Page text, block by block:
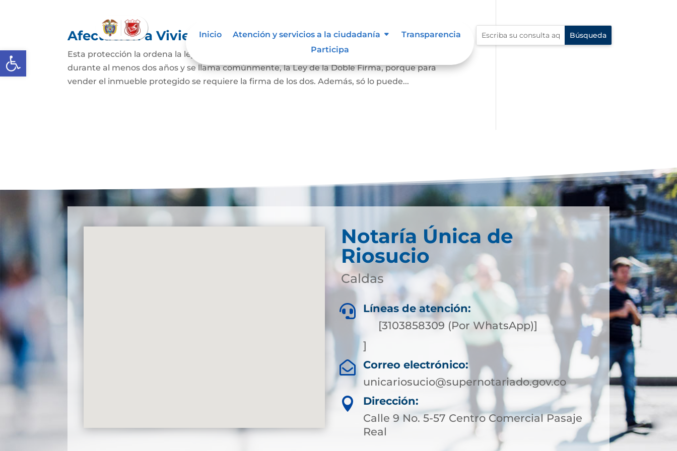
Abrir barra de herramientas
Inicio Atención y servicios a la ciudadanía
Transparencia
Participa
Afectación a Vivienda familiar
Esta protección la ordena la ley sobre la vivienda que habita la pareja casada o en unión marital
durante al menos dos años y se llama comúnmente, la Ley de la Doble Firma, porque para
vender el inmueble protegido se requiere la firma de los dos. Además, só lo puede...
Notaría Única de
Riosucio
Caldas

Líneas de atención:
[3103858309 (Por WhatsApp)]
]

Correo electrónico:
unicariosucio@supernotariado.gov.co

Dirección:
Calle 9 No. 5-57 Centro Comercial Pasaje
Real